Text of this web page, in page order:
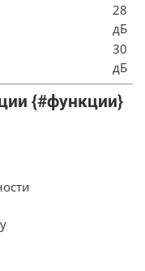
28
дБ
30
дБ
{#функции}